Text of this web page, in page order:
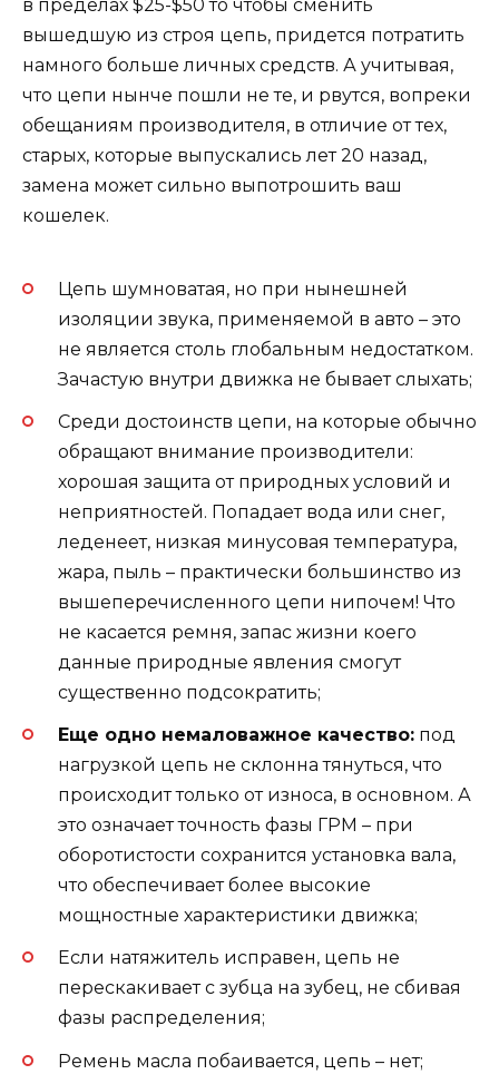
в пределах $25-$50 то чтобы сменить
вышедшую из строя цепь, придется потратить
намного больше личных средств. А учитывая,
что цепи нынче пошли не те, и рвутся, вопреки
обещаниям производителя, в отличие от тех,
старых, которые выпускались лет 20 назад,
замена может сильно выпотрошить ваш
кошелек.
Цепь шумноватая, но при нынешней
изоляции звука, применяемой в авто – это
не является столь глобальным недостатком.
Зачастую внутри движка не бывает слыхать;
Среди достоинств цепи, на которые обычно
обращают внимание производители:
хорошая защита от природных условий и
неприятностей. Попадает вода или снег,
леденеет, низкая минусовая температура,
жара, пыль – практически большинство из
вышеперечисленного цепи нипочем! Что
не касается ремня, запас жизни коего
данные природные явления смогут
существенно подсократить;
Еще одно немаловажное качество: под
нагрузкой цепь не склонна тянуться, что
происходит только от износа, в основном. А
это означает точность фазы ГРМ – при
оборотистости сохранится установка вала,
что обеспечивает более высокие
мощностные характеристики движка;
Если натяжитель исправен, цепь не
перескакивает с зубца на зубец, не сбивая
фазы распределения;
Ремень масла побаивается, цепь – нет;